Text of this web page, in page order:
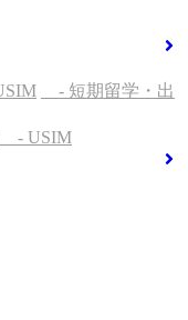
- 短期留学・出
- USIM